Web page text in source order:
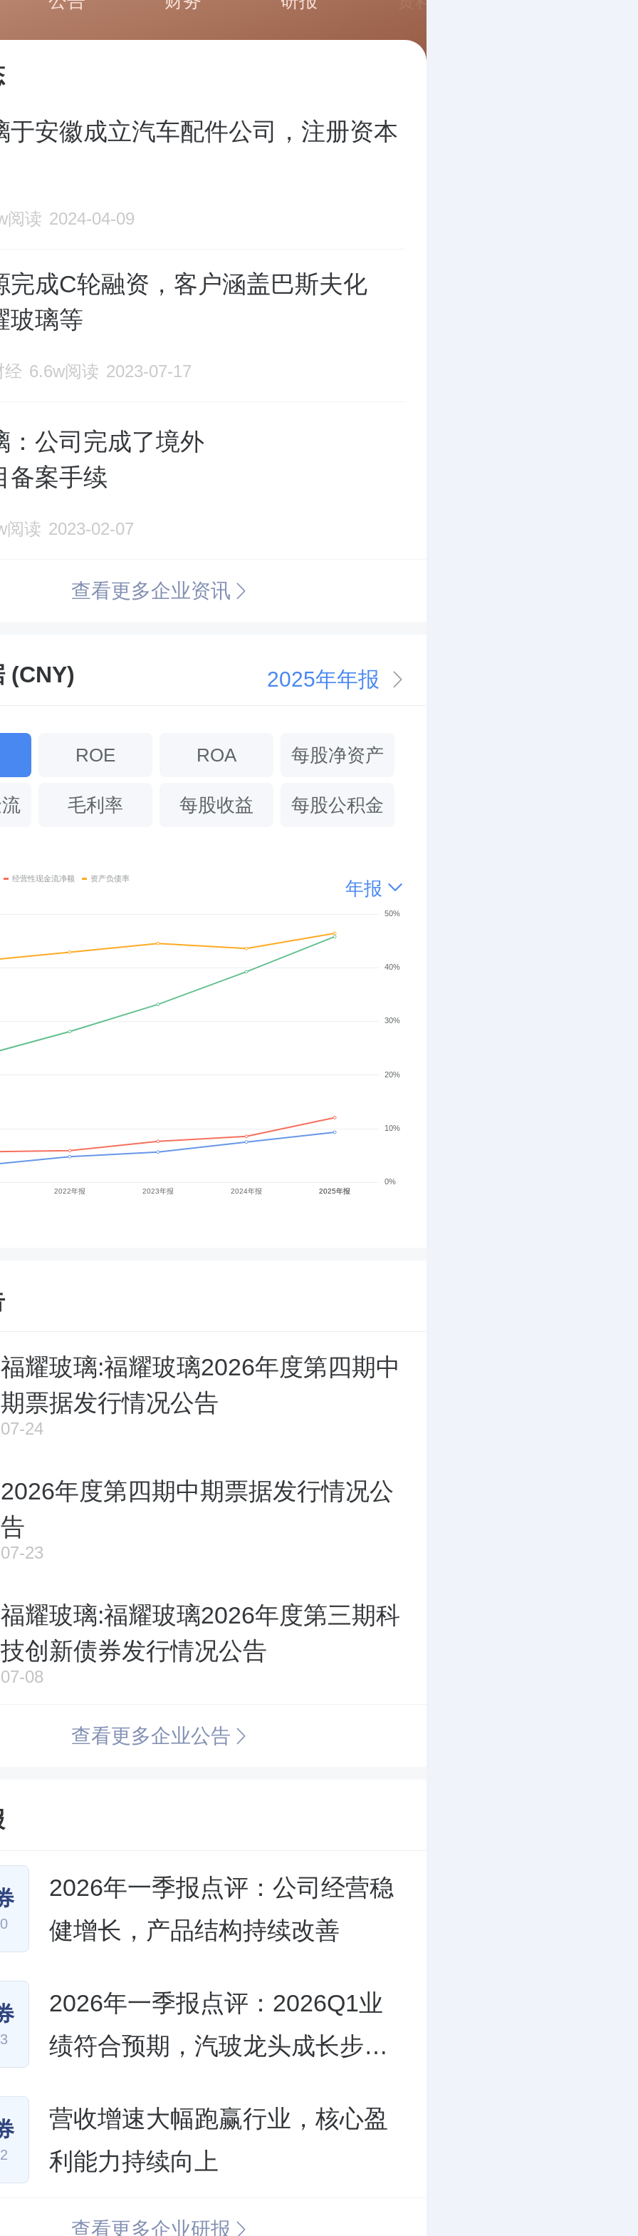
于安徽成立汽车配件公司，注册资本
阅读 2024-04-09
完成C轮融资，客户涵盖巴斯夫化
玻璃等
经 6.6w阅读 2023-07-17
：公司完成了境外
备案手续
阅读 2023-02-07
查看更多企业资讯
(CNY) 2025年年报
ROE ROA 每股净资产
毛利率 每股收益 每股公积金
年报
福耀玻璃:福耀玻璃2026年度第四期中
期票据发行情况公告
07-24
2026年度第四期中期票据发行情况公
告
07-23
福耀玻璃:福耀玻璃2026年度第三期科
技创新债券发行情况公告
07-08
查看更多企业公告
2026年一季报点评：公司经营稳
健增长，产品结构持续改善
2026年一季报点评：2026Q1业
绩符合预期，汽玻龙头成长步伐
营收增速大幅跑赢行业，核心盈
利能力持续向上
查看更多企业研报